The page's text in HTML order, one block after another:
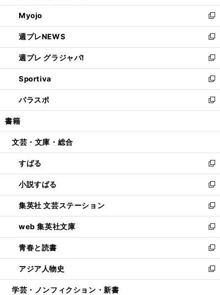
開
く
ウ
で
開
く
ン
ド
ウ
で
開
く
ウ
ィ
ン
ド
ウ
で
開
く
Myojo
新
し
い
ウ
ィ
ン
ド
ウ
で
開
週プレNEWS
新
し
い
ウ
ィ
ン
ド
ウ
開
週プレ グラジャパ!
新
し
い
ウ
ィ
ン
ウ
開
く
Sportiva
新
し
い
ウ
ン
ウ
で
開
く
パラスポ
新
し
ウ
ン
ド
ウ
で
開
く
書籍
文芸・文庫・総合
すばる
新
し
い
ウ
ィ
ン
ド
ウ
で
開
く
小説すばる
新
し
い
ウ
ィ
ン
ド
ウ
で
開
集英社 文芸ステーション
新
し
い
ウ
ィ
ン
ド
ウ
web 集英社文庫
新
し
い
ウ
ィ
ン
青春と読書
新
し
い
ウ
アジア人物史
新
し
学芸・ノンフィクション・新書